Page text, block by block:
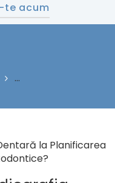
te acum